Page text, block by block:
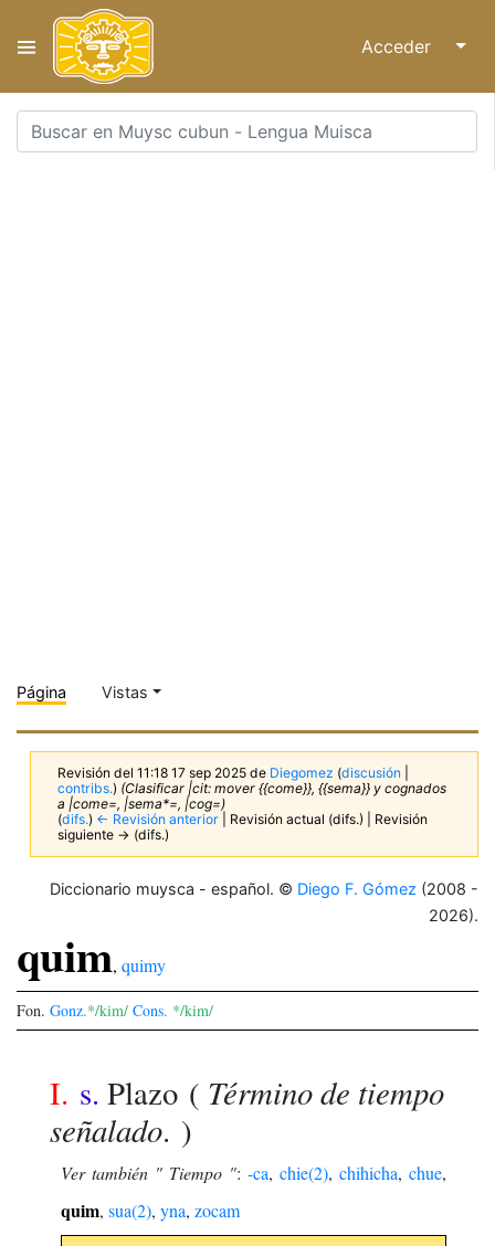
Acceder ↓
Página Vistas
Revisión del 11:18 17 sep 2025 de Diegomez (discusión
contribs.) (Clasificar |cit: mover {{come}}, {{sema}} y cognados
a |come=, |sema*=, |cog=)
(difs.) ← Revisión anterior | Revisión actual (difs.) | Revisión
siguiente → (difs.)
Diccionario muysca - español. © Diego F. Gómez (2008 -
2026).
quim, quimy
Fon. Gonz.*/kim/ Cons. */kim/
I. s. Plazo ( Término de tiempo
señalado. )
Ver también " Tiempo ":-ca,chie(2),chihicha,chue,
quim, sua(2), yna, zocam